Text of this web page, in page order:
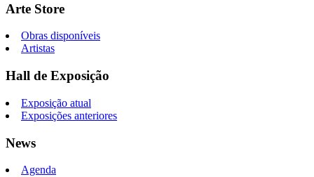
Arte Store
Obras disponíveis
Artistas
Hall de Exposição
Exposição atual
Exposições anteriores
News
Agenda